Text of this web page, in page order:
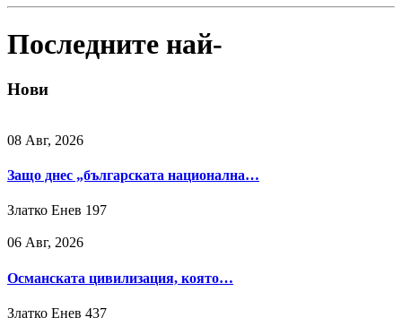
Последните най-
Нови
08 Авг, 2026
Защо днес „българската национална…
Златко Енев 197
06 Авг, 2026
Османската цивилизация, която…
Златко Енев 437